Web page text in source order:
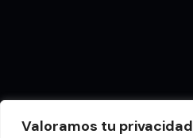
Valoramos tu privacidad